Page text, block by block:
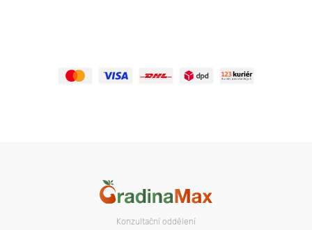
Konzultační oddělení